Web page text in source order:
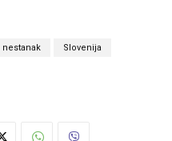
nestanak Slovenija